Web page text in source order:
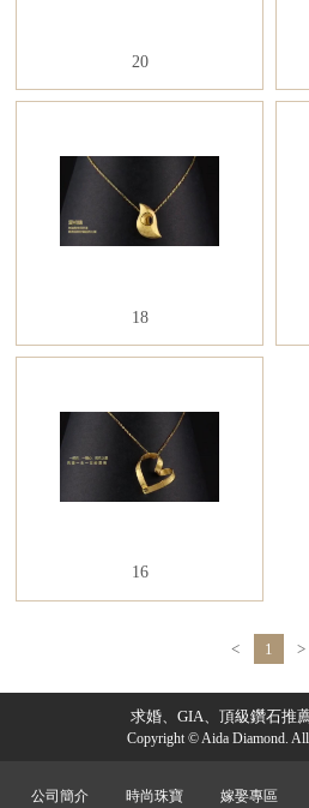
20
18
16
< 1 >
求婚、GIA、頂級鑽石推
Copyright © Aida Diamond. All
公司簡介 時尚珠寶 嫁娶專區